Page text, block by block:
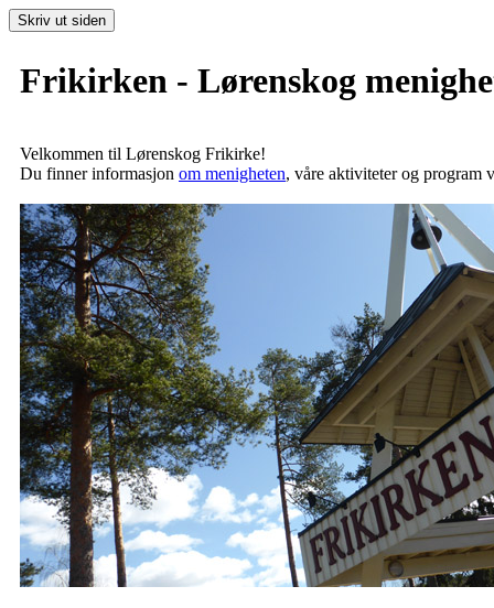
Frikirken - Lørenskog
Velkommen til Lørenskog Frikirke!
Du finner informasjon om menigheten, våre aktiviteter og program